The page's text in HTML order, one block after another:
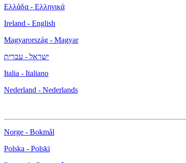
Ελλάδα - Ελληνικά
Ireland - English
Magyarország - Magyar
ישראל - עברית
Italia - Italiano
Nederland - Nederlands
Norge - Bokmål
Polska - Polski